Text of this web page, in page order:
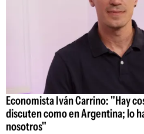
Economista Iván Carrino: "Hay
discuten como en Argentina; lo
nosotros"